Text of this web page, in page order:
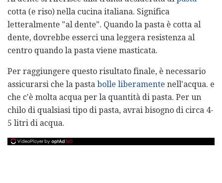
cotta (e riso) nella cucina italiana. Significa
letteralmente "al dente". Quando la pasta è cotta al
dente, dovrebbe esserci una leggera resistenza al
centro quando la pasta viene masticata.
Per raggiungere questo risultato finale, è necessario
assicurarsi che la pasta bolle liberamente nell'acqua. e
che c'è molta acqua per la quantità di pasta. Per un
chilo di qualsiasi tipo di pasta, avrai bisogno di circa 4-
5 litri di acqua.